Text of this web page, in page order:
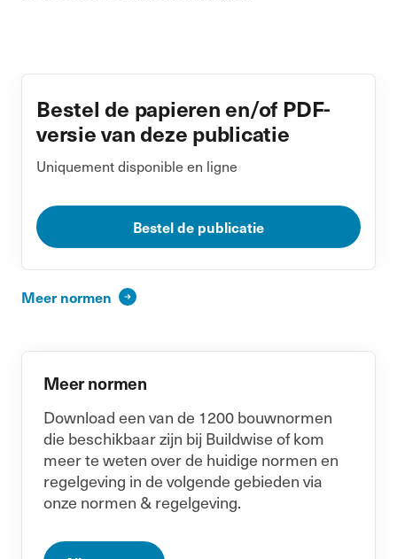
Bestel de papieren en/of PDF-
versie van deze publicatie
Uniquement disponible en ligne
Bestel de publicatie
Meer normen
Meer normen
Download een van de 1200 bouwnormen
die beschikbaar zijn bij Buildwise of kom
meer te weten over de huidige normen en
regelgeving in de volgende gebieden via
onze normen & regelgeving.